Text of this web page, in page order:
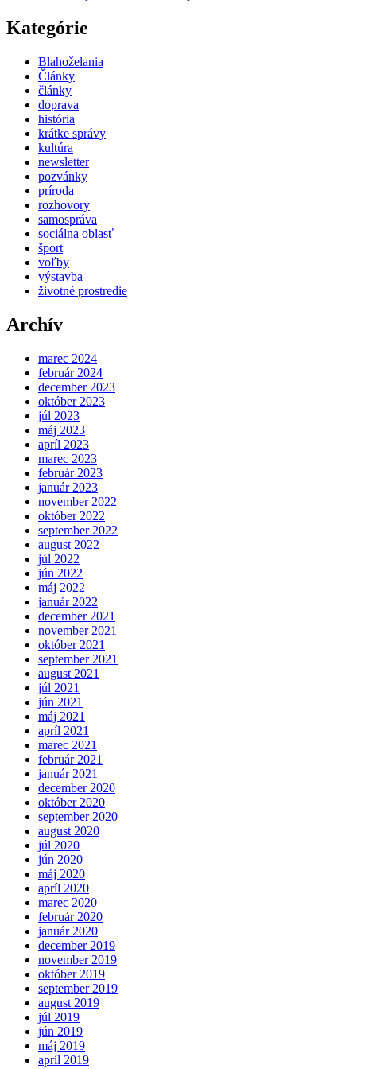
Kategórie
Blahoželania
Články
články
doprava
história
krátke správy
kultúra
newsletter
pozvánky
príroda
rozhovory
samospráva
sociálna oblasť
šport
voľby
výstavba
životné prostredie
Archív
marec 2024
február 2024
december 2023
október 2023
júl 2023
máj 2023
apríl 2023
marec 2023
február 2023
január 2023
november 2022
október 2022
september 2022
august 2022
júl 2022
jún 2022
máj 2022
január 2022
december 2021
november 2021
október 2021
september 2021
august 2021
júl 2021
jún 2021
máj 2021
apríl 2021
marec 2021
február 2021
január 2021
december 2020
október 2020
september 2020
august 2020
júl 2020
jún 2020
máj 2020
apríl 2020
marec 2020
február 2020
január 2020
december 2019
november 2019
október 2019
september 2019
august 2019
júl 2019
jún 2019
máj 2019
apríl 2019